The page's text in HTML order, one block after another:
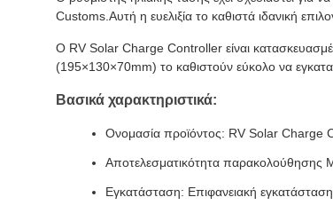
Customs.Αυτή η ευελιξία το καθιστά ιδανική
Ο RV Solar Charge Controller είναι
(195×130×70mm) το καθιστούν εύκολο να
Βασικά χαρακτηριστικά:
Ονομασία προϊόντος: RV Solar Charge
Αποτελεσματικότητα παρακολούθησης
Εγκατάσταση: Επιφανειακή εγκατάσταση